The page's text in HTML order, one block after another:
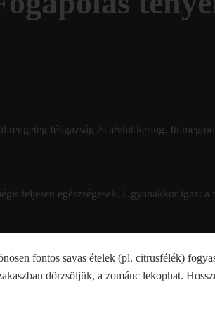
rengeteg féligazság és tévhit kering. Itt
teljesen egészségesek. Ugyanakkor igaz: a
fontos savas ételek (pl. citrusfélék)
dörzsöljük, a zománc lekophat.